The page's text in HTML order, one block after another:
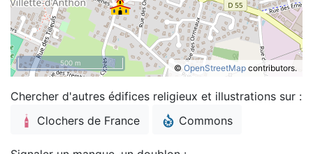
© OpenStreetMap contributors.
500 m
Chercher d'autres édifices religieux et illustrations sur :
Clochers de France
Commons